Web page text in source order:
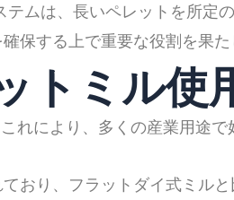
ムは、長いペレットを所定
保する上で重要な役割を果
トミル使
れにより、多くの産業用途で
おり、フラットダイ式ミル